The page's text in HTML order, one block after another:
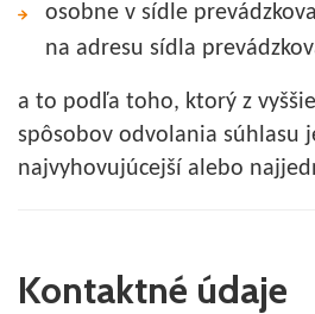
osobne v sídle
na adresu sídla
a to podľa toho, ktorý z
spôsobov odvolania súhlasu
najvyhovujúcejší alebo
Kontaktné údaje